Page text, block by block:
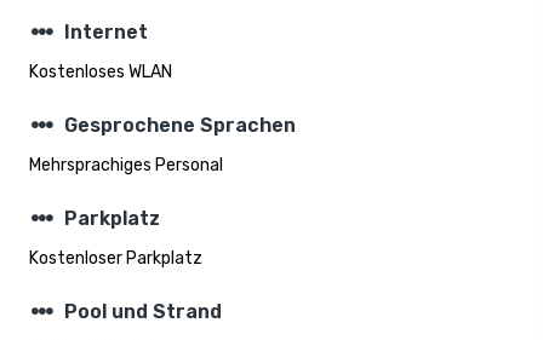
steppers Internet
Kostenloses WLAN
steppers Gesprochene Sprachen
Mehrsprachiges Personal
steppers Parkplatz
Kostenloser Parkplatz
steppers Pool und Strand